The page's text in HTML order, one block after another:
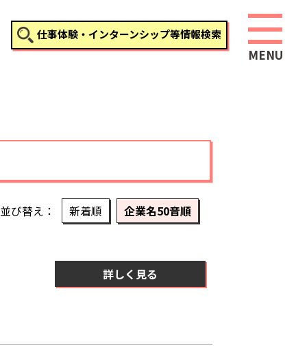
仕事体験・インターンシップ等情報検索
並び替え 新着順 企業名50音順
詳しく見る